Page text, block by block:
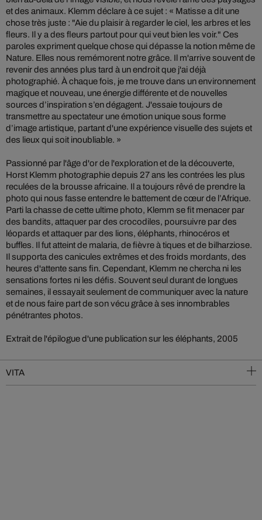
et des animaux. Klemm déclare à ce sujet : « Matisse a dit une
chose très juste : "Aie du plaisir à regarder le ciel, les arbres et les
fleurs. Il y a des fleurs partout pour qui veut bien les voir." Ces
paroles expriment quelque chose qui dépasse la notion même de
Nature. Elles nous remémorent notre grâce. Il m'arrive souvent de
revenir des années plus tard à un endroit que j'ai déjà
photographié. À chaque fois, je me trouve dans un environnement
magique et nouveau, une énergie différente et de nouvelles
sources d’inspiration s’en dégagent. J'essaie toujours de
transmettre au spectateur une émotion unique sous forme
d’image artistique, partant d'une expérience visuelle des sujets et
des lieux qui soit inoubliable. »
Passionné par l'âge d'or de l'exploration et de la découverte,
Horst Klemm photographie depuis 27 ans les contrées les plus
reculées de la brousse africaine. Il a toujours rêvé de prendre la
photo qui nous fasse entendre le battement de cœur de l’Afrique.
Parti la chasse de cette ultime photo, Klemm se fit menacer par
des bandits, attaquer par des crocodiles, poursuivre par des
léopards et attaquer par des lions, éléphants, rhinocéros et
buffles. Il fut atteint de malaria, de fièvre à tiques et de bilharziose.
Il supporta des canicules extrêmes et des froids mordants, des
heures d'attente sans fin. Cependant, Klemm ne chercha ni les
sensations fortes ni les défis. Souvent seul durant de longues
semaines, il essayait seulement de communiquer avec la nature
et de nous faire part de son vécu grâce à ses innombrables
pénétrantes photos.
Extrait de l'épilogue d'une publication sur les éléphants, 2005
VITA